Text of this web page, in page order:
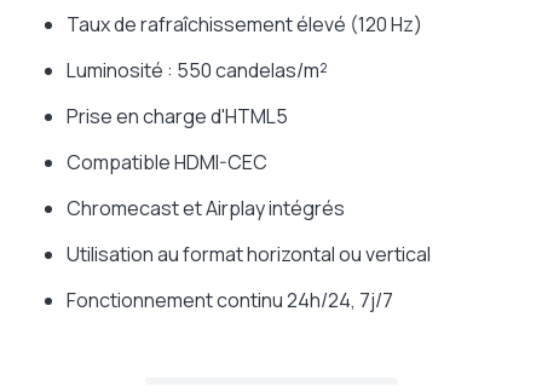
Taux de rafraîchissement élevé (120 Hz)
Luminosité : 550 candelas/m²
Prise en charge d'HTML5
Compatible HDMI-CEC
Chromecast et Airplay intégrés
Utilisation au format horizontal ou vertical
Fonctionnement continu 24h/24, 7j/7